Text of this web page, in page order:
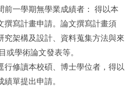
前一學期無學業成績者： 得以本
撰寫計畫申請。論文撰寫計畫須
究架構及設計、資料蒐集方法與來
或學術論文發表等。
行修讀本校碩、博士學位者，得以
單提出申請。